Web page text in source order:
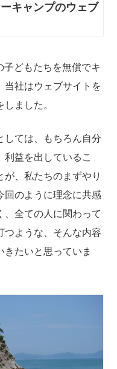
キャンプのウェブ
どもたちを無償でキ
当社はウェブサイトを
ました。
しては、もちろん自分
益を出しているこ
が、私たちのまずやり
回のように理念に共感
、全ての人に関わって
つような、そんな内容
たいと思っていま